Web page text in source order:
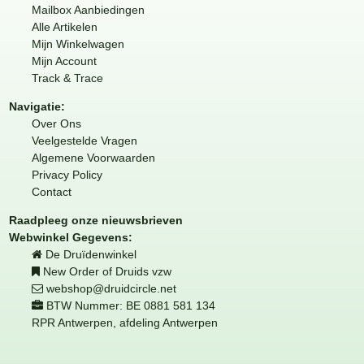
Mailbox Aanbiedingen
Alle Artikelen
Mijn Winkelwagen
Mijn Account
Track & Trace
Navigatie:
Over Ons
Veelgestelde Vragen
Algemene Voorwaarden
Privacy Policy
Contact
Raadpleeg onze nieuwsbrieven
Webwinkel Gegevens:
De Druïdenwinkel
New Order of Druids vzw
webshop@druidcircle.net
BTW Nummer: BE 0881 581 134
RPR Antwerpen, afdeling Antwerpen